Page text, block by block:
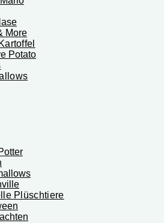
More
Potato
Plüschtiere